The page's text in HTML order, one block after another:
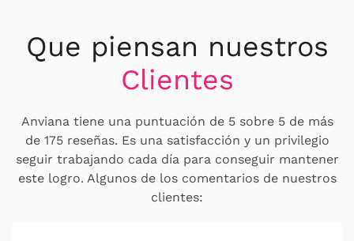
Que piensan nuestros
Clientes
Anviana tiene una puntuación de 5 sobre 5 de más
de 175 reseñas. Es una satisfacción y un privilegio
seguir trabajando cada día para conseguir mantener
este logro. Algunos de los comentarios de nuestros
clientes: